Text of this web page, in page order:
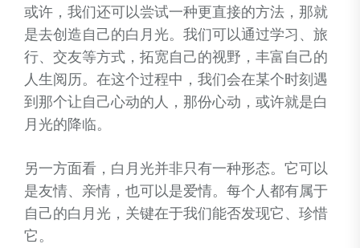
或许，我们还可以尝试一种更直接的方法，那就
是去创造自己的白月光。我们可以通过学习、旅
行、交友等方式，拓宽自己的视野，丰富自己的
人生阅历。在这个过程中，我们会在某个时刻遇
到那个让自己心动的人，那份心动，或许就是白
月光的降临。
另一方面看，白月光并非只有一种形态。它可以
是友情、亲情，也可以是爱情。每个人都有属于
自己的白月光，关键在于我们能否发现它、珍惜
它。